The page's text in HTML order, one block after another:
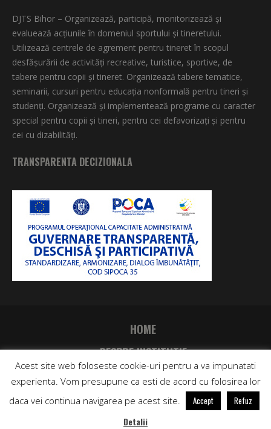
DJTS Bihor – Organizează, participă, monitorizează şi
evaluează acţiunile în domeniul sportului şi tineretului.
Utilizează centrele de agrement pentru tineret în scopul
desfăşurării de activităţi recreative, turistice, sportive, de
tabere pentru copii şi tineret. Organizează tabere tematice,
seminarii, cursuri pentru educaţia nonformală pentru tineri şi
studenţi. Organizează şi implementează programe cu caracter
special pentru copii şi tineri, pentru cei defavorizați și pentru
cei cu dizabilități.
TRANSPARENTA DECIZIONALA
HOME
DESPRE INSTITUTIE
CONTACT
Directia Judeteana de Sport si Tineret - BIHOR © 2019 | Toate
Acest site web foloseste cookie-uri pentru a va impunatati
experienta. Vom presupune ca esti de acord cu folosirea lor
daca vei continua navigarea pe acest site.
Accept Refuz
Detalii